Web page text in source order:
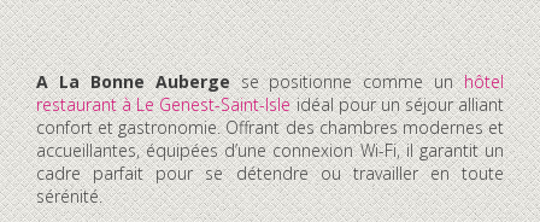
A La Bonne Aubergese positionne comme unhôtel
restaurant à Le Genest-Saint-Isleidéal pour un séjour alliant
confort et gastronomie. Offrant des chambres modernes et
accueillantes, équipées d’une connexion Wi-Fi, il garantit un
cadre parfait pour se détendre ou travailler en toute
sérénité.